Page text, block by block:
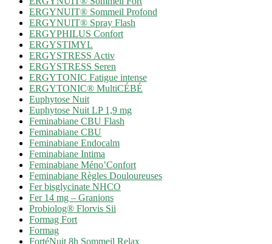
ERGYNUIT® Sommeil Profond
ERGYNUIT® Spray Flash
ERGYPHILUS Confort
ERGYSTIMYL
ERGYSTRESS Activ
ERGYSTRESS Seren
ERGYTONIC Fatigue intense
ERGYTONIC® MultiCÉBÉ
Euphytose Nuit
Euphytose Nuit LP 1,9 mg
Feminabiane CBU Flash
Feminabiane CBU
Feminabiane Endocalm
Feminabiane Intima
Feminabiane Méno’Confort
Feminabiane Règles Douloureuses
Fer bisglycinate NHCO
Fer 14 mg – Granions
Probiolog® Florvis Sii
Formag Fort
Formag
FortéNuit 8h Sommeil Relax